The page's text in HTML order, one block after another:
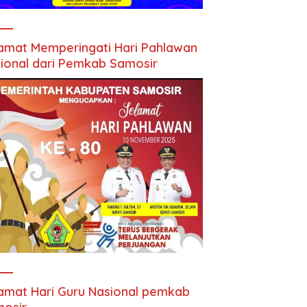
Memperingati Hari Pahlawan
dari Pemkab Samosir
Hari Guru Nasional pemkab